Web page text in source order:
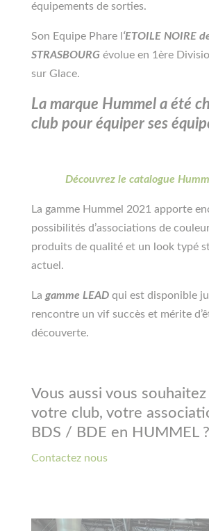
équipements de sorties.
Son Equipe Phare l ‘ETOILE NOIRE
STRASBOURGévolue en 1ère
sur Glace.
La marque Hummel a été
club pour équiper ses
Découvrez le catalogue
La gamme Hummel 2021 apporte
possibilités d’associations de
produits de qualité et un look typé
actuel.
La gamme LEADqui est disponible
rencontre un vif succès et mérite
découverte.
Vous aussi vous
votre club, votre
BDS / BDE en HUMMEL ?
Contactez nous